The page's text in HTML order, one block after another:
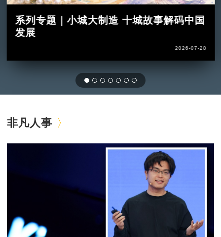
系列专题｜小城大制造 十城故事解码中国
发展
2026-07-28
非凡人事